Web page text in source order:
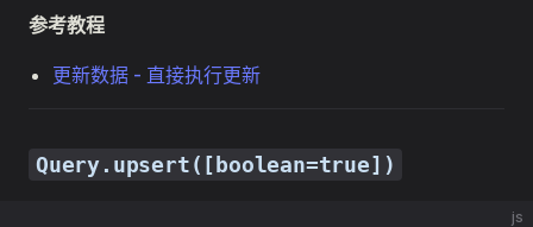
参考教程
更新数据 - 直接执行更新
Query.upsert([boolean=true])
js